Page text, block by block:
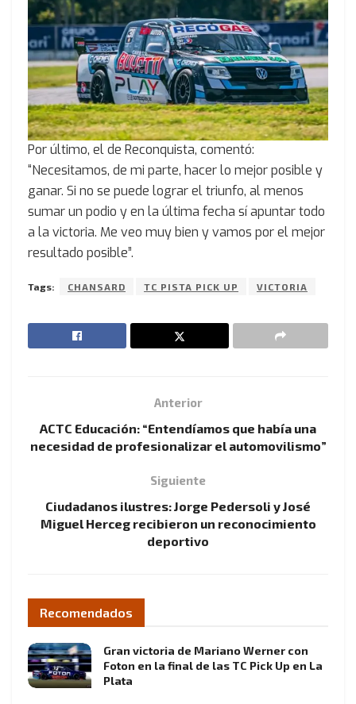
Por último, el de Reconquista, comentó:
“Necesitamos, de mi parte, hacer lo mejor posible y
ganar. Si no se puede lograr el triunfo, al menos
sumar un podio y en la última fecha sí apuntar todo
a la victoria. Me veo muy bien y vamos por el mejor
resultado posible”.
Tags: CHANSARD TC PISTA PICK UP VICTORIA
Anterior
ACTC Educación: “Entendíamos que había una
necesidad de profesionalizar el automovilismo”
Siguiente
Ciudadanos ilustres: Jorge Pedersoli y José
Miguel Herceg recibieron un reconocimiento
deportivo
Recomendados
Gran victoria de Mariano Werner con
Foton en la final de las TC Pick Up en La
Plata